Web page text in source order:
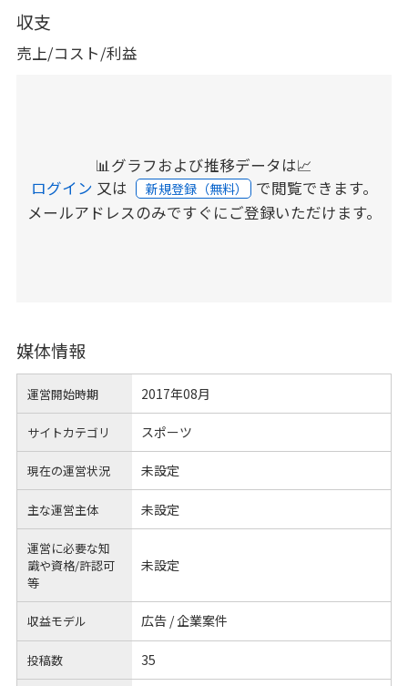
収支
売上/コスト/利益
📊グラフおよび推移データは📈
ログイン 又は 新規登録（無料） で閲覧できます。
メールアドレスのみですぐにご登録いただけます。
媒体情報
運営開始時期 2017年08月
サイトカテゴリ スポーツ
現在の運営状況 未設定
主な運営主体 未設定
運営に必要な知
識や資格/許認可
等
未設定
収益モデル 広告 / 企業案件
投稿数 35